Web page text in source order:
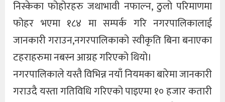
निस्केका फोहोरहरु जथाभावी नफाल्न, ठुलाे परिमाणमा
फोहर भएमा १८४ मा सम्पर्क गरि नगरपालिकालाई
जानकारी गराउन,नगरपालिकाको स्वीकृति बिना बनाएका
टहराहरुमा नबस्न आग्रह गरिएको थियो।
नगरपालिकाले यस्तै विभिन्न नयाँ नियमका बारेमा जानकारी
गराउदै यस्ता गतिविधि गरिएको पाइएमा १० हजार कतारी